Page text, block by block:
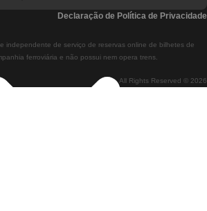
De Lisboa A Braga
Comboios De Braga A Lisboa All Rights Reserved © 2026
independente de serviço de reservas online de bilhetes de
ferroviária e não possui nem opera trens.
Declaração de Política de Privacidade